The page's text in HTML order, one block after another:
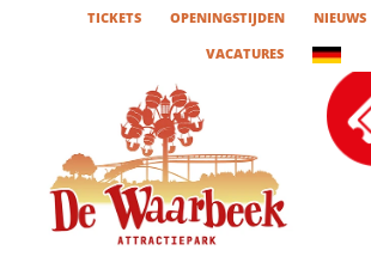
TICKETS OPENINGSTIJDEN NIEUWS
VACATURES